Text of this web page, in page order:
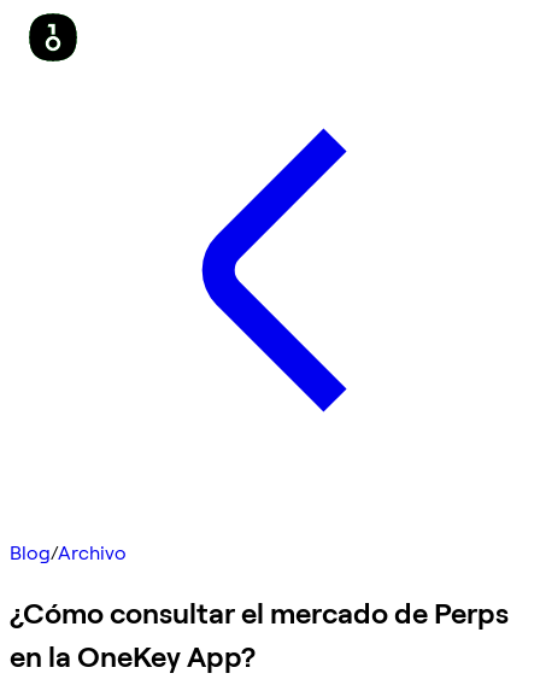
Blog/Archivo
¿Cómo consultar el mercado de Perps
en la OneKey App?